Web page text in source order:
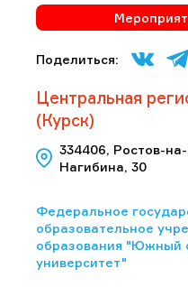
Поделиться:
Центральная
(Курск)
334406, Ростов-
Нагибина, 30
Федеральное
образовательное
образования "Южный
университет"